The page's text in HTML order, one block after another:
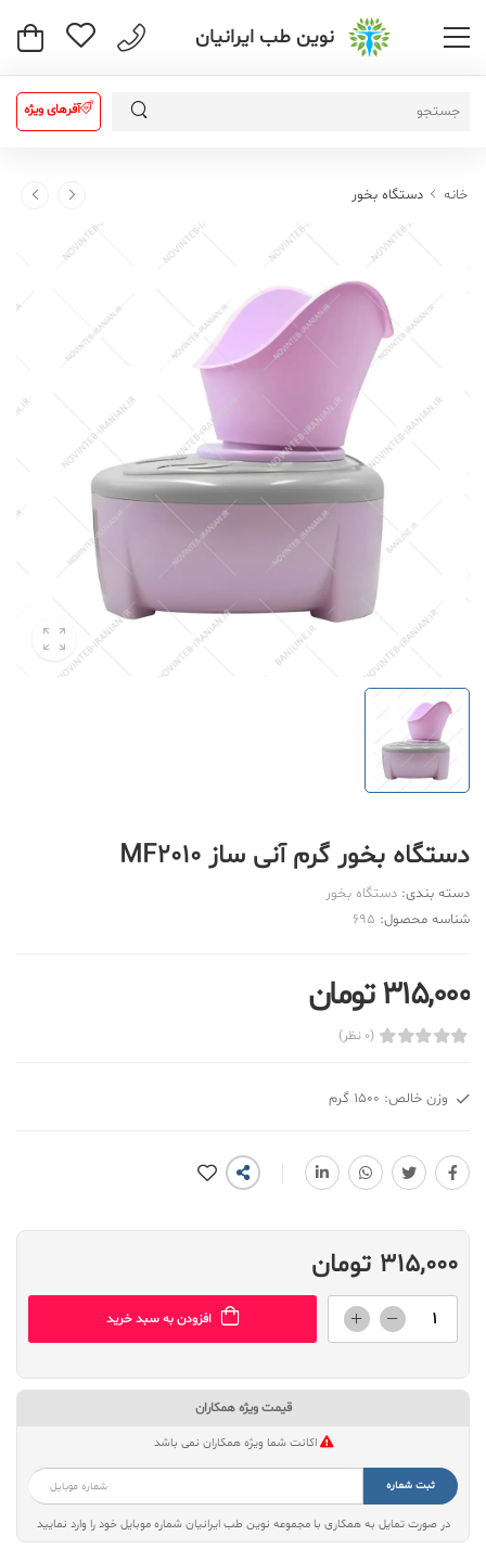
نوین طب ایرانیان
آفرهای ویژه
خانه دستگاه بخور
دستگاه بخور گرم آنی ساز MF2010
دسته بندی: دستگاه بخور
شناسه محصول: 695
315,000 تومان
(0 نظر)
وزن خالص: 1500 گرم
315,000 تومان
افزودن به سبد خرید
قیمت ویژه همکاران
اکانت شما ویژه همکاران نمی باشد
ثبت شماره
در صورت تمایل به همکاری با مجموعه نوین طب ایرانیان شماره موبایل خود را وارد نمایید